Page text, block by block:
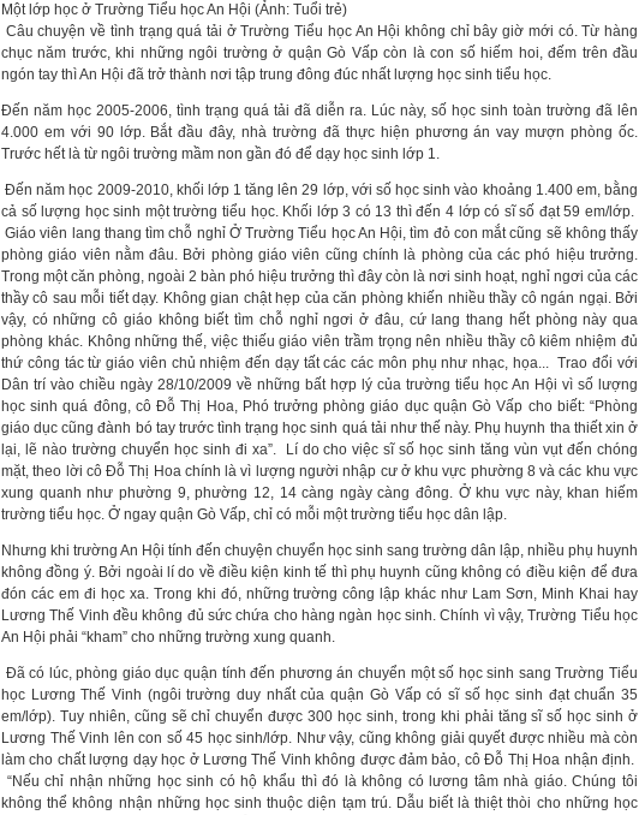
Một lớp học ở Trường Tiểu học An Hội (Ảnh: Tuổi trẻ)
Câu chuyện về tình trạng quá tải ở Trường Tiểu học An Hội không chỉ bây giờ mới có. Từ hàng
chục năm trước, khi những ngôi trường ở quận Gò Vấp còn là con số hiếm hoi, đếm trên đầu
ngón tay thì An Hội đã trở thành nơi tập trung đông đúc nhất lượng học sinh tiểu học.
Đến năm học 2005-2006, tình trạng quá tải đã diễn ra. Lúc này, số học sinh toàn trường đã lên
4.000 em với 90 lớp. Bắt đầu đây, nhà trường đã thực hiện phương án vay mượn phòng ốc.
Trước hết là từ ngôi trường mầm non gần đó để dạy học sinh lớp 1.
Đến năm học 2009-2010, khối lớp 1 tăng lên 29 lớp, với số học sinh vào khoảng 1.400 em, bằng
cả số lượng học sinh một trường tiểu học. Khối lớp 3 có 13 thì đến 4 lớp có sĩ số đạt 59 em/lớp.
Giáo viên lang thang tìm chỗ nghỉỞ Trường Tiểu học An Hội, tìm đỏ con mắt cũng sẽ không thấy
phòng giáo viên nằm đâu. Bởi phòng giáo viên cũng chính là phòng của các phó hiệu trưởng.
Trong một căn phòng, ngoài 2 bàn phó hiệu trưởng thì đây còn là nơi sinh hoạt, nghỉ ngơi của các
thầy cô sau mỗi tiết dạy. Không gian chật hẹp của căn phòng khiến nhiều thầy cô ngán ngại. Bởi
vậy, có những cô giáo không biết tìm chỗ nghỉ ngơi ở đâu, cứ lang thang hết phòng này qua
phòng khác. Không những thế, việc thiếu giáo viên trầm trọng nên nhiều thầy cô kiêm nhiệm đủ
thứ công tác từ giáo viên chủ nhiệm đến dạy tất các các môn phụ như nhạc, họa... Trao đổi với
Dân trí vào chiều ngày 28/10/2009 về những bất hợp lý của trường tiểu học An Hội vì số lượng
học sinh quá đông, cô Đỗ Thị Hoa, Phó trưởng phòng giáo dục quận Gò Vấp cho biết: “Phòng
giáo dục cũng đành bó tay trước tình trạng học sinh quá tải như thế này. Phụ huynh tha thiết xin ở
lại, lẽ nào trường chuyển học sinh đi xa”.
Lí do cho việc sĩ số học sinh tăng vùn vụt đến chóng
mặt, theo lời cô Đỗ Thị Hoa chính là vì lượng người nhập cư ở khu vực phường 8 và các khu vực
xung quanh như phường 9, phường 12, 14 càng ngày càng đông. Ở khu vực này, khan hiếm
trường tiểu học. Ở ngay quận Gò Vấp, chỉ có mỗi một trường tiểu học dân lập.
Nhưng khi trường An Hội tính đến chuyện chuyển học sinh sang trường dân lập, nhiều phụ huynh
không đồng ý. Bởi ngoài lí do về điều kiện kinh tế thì phụ huynh cũng không có điều kiện để đưa
đón các em đi học xa. Trong khi đó, những trường công lập khác như Lam Sơn, Minh Khai hay
Lương Thế Vinh đều không đủ sức chứa cho hàng ngàn học sinh. Chính vì vậy, Trường Tiểu học
An Hội phải “kham” cho những trường xung quanh.
Đã có lúc, phòng giáo dục quận tính đến phương án chuyển một số học sinh sang Trường Tiểu
học Lương Thế Vinh (ngôi trường duy nhất của quận Gò Vấp có sĩ số học sinh đạt chuẩn 35
em/lớp). Tuy nhiên, cũng sẽ chỉ chuyển được 300 học sinh, trong khi phải tăng sĩ số học sinh ở
Lương Thế Vinh lên con số 45 học sinh/lớp. Như vậy, cũng không giải quyết được nhiều mà còn
làm cho chất lượng dạy học ở Lương Thế Vinh không được đảm bảo, cô Đỗ Thị Hoa nhận định.
“Nếu chỉ nhận những học sinh có hộ khẩu thì đó là không có lương tâm nhà giáo. Chúng tôi
không thể không nhận những học sinh thuộc diện tạm trú. Dẫu biết là thiệt thòi cho những học